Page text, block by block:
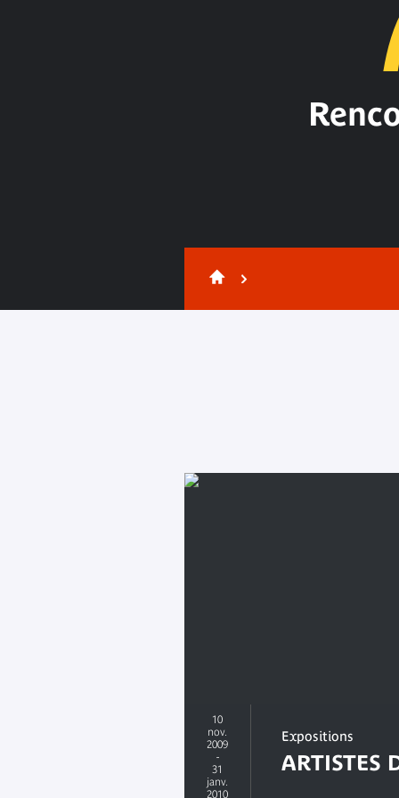
10
nov.
2009
-
31
janv.
2010
Expositions
ARTISTES